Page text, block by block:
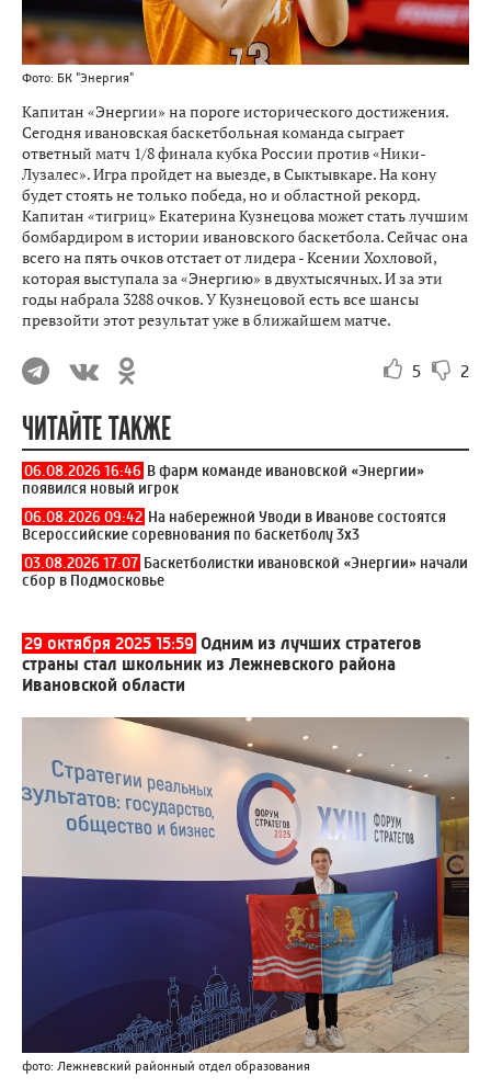
Фото: БК "Энергия"
Капитан «Энергии» на пороге исторического достижения.
Сегодня ивановская баскетбольная команда сыграет
ответный матч 1/8 финала кубка России против «Ники-
Лузалес». Игра пройдет на выезде, в Сыктывкаре. На кону
будет стоять не только победа, но и областной рекорд.
Капитан «тигриц» Екатерина Кузнецова может стать лучшим
бомбардиром в истории ивановского баскетбола. Сейчас она
всего на пять очков отстает от лидера - Ксении Хохловой,
которая выступала за «Энергию» в двухтысячных. И за эти
годы набрала 3288 очков. У Кузнецовой есть все шансы
превзойти этот результат уже в ближайшем матче.
5 2
ЧИТАЙТЕ ТАКЖЕ
06.08.2026 16:46 В фарм команде ивановской «Энергии»
появился новый игрок
06.08.2026 09:42 На набережной Уводи в Иванове состоятся
Всероссийские соревнования по баскетболу 3x3
03.08.2026 17:07 Баскетболистки ивановской «Энергии» начали
сбор в Подмосковье
29 октября 2025 15:59 Одним из лучших стратегов
страны стал школьник из Лежневского района
Ивановской области
фото: Лежневский районный отдел образования